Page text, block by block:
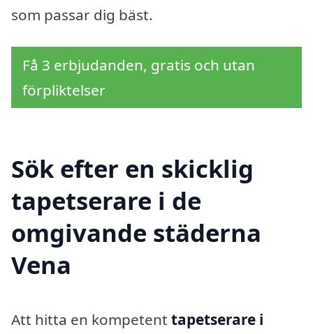
som passar dig bäst.
Få 3 erbjudanden, gratis och utan
förpliktelser
Sök efter en skicklig
tapetserare i de
omgivande städerna
Vena
Att hitta en kompetent tapetserare i